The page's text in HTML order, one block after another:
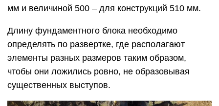
мм и величиной 500 – для конструкций 510 мм.
Длину фундаментного блока необходимо
определять по развертке, где располагают
элементы разных размеров таким образом,
чтобы они ложились ровно, не образовывая
существенных выступов.